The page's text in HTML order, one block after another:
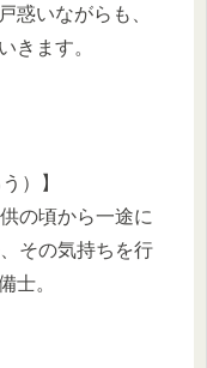
惑いながらも、
きます。
）】
の頃から一途に
その気持ちを行
士。